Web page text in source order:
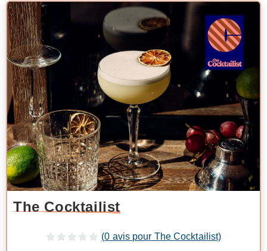
The Cocktailist
(0 avis pour The Cocktailist)